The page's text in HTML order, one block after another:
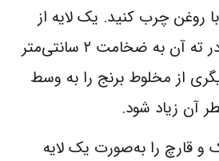
روغن چرب کنید. یک لایه از
مخلوط برنج را در ته آن به ضخامت ۲ سانتی‌متر
از مخلوط برنج را به وسط
آن زیاد شود.
قارچ را به‌صورت یک لایه